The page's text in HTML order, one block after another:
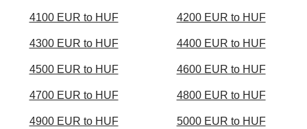
4100 EUR to HUF 4200 EUR to HUF
4300 EUR to HUF 4400 EUR to HUF
4500 EUR to HUF 4600 EUR to HUF
4700 EUR to HUF 4800 EUR to HUF
4900 EUR to HUF 5000 EUR to HUF